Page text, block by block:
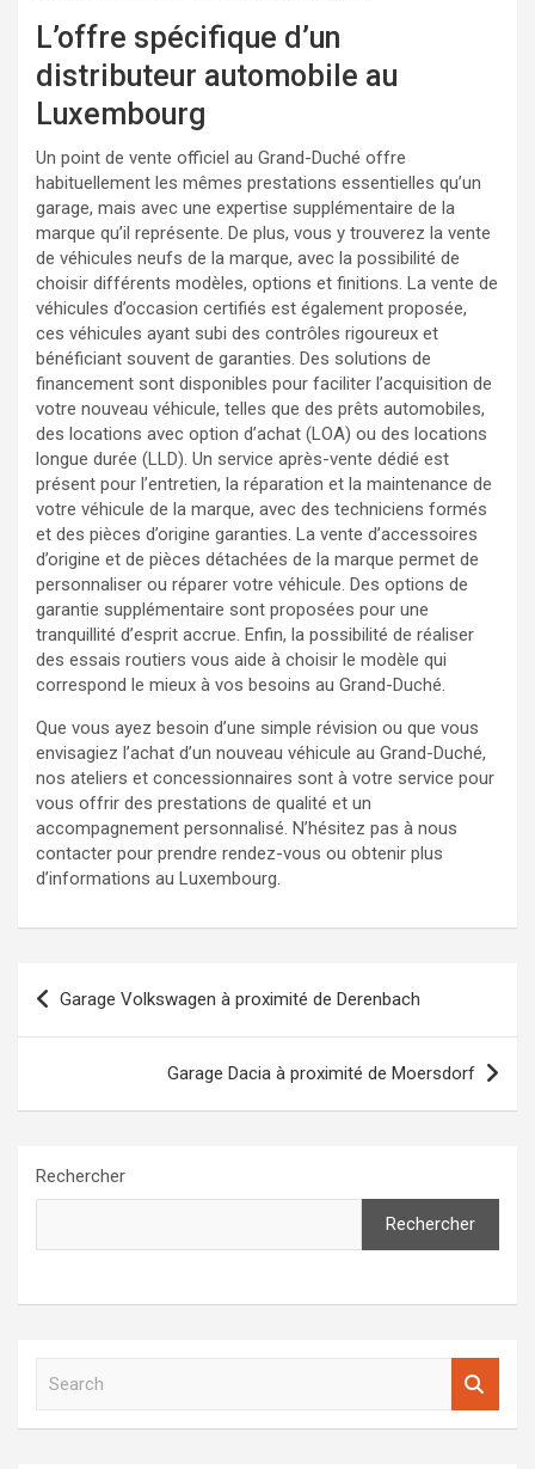
L’offre spécifique d’un
distributeur automobile au
Luxembourg
Un point de vente officiel au Grand-Duché offre
habituellement les mêmes prestations essentielles qu’un
garage, mais avec une expertise supplémentaire de la
marque qu’il représente. De plus, vous y trouverez la vente
de véhicules neufs de la marque, avec la possibilité de
choisir différents modèles, options et finitions. La vente de
véhicules d’occasion certifiés est également proposée,
ces véhicules ayant subi des contrôles rigoureux et
bénéficiant souvent de garanties. Des solutions de
financement sont disponibles pour faciliter l’acquisition de
votre nouveau véhicule, telles que des prêts automobiles,
des locations avec option d’achat (LOA) ou des locations
longue durée (LLD). Un service après-vente dédié est
présent pour l’entretien, la réparation et la maintenance de
votre véhicule de la marque, avec des techniciens formés
et des pièces d’origine garanties. La vente d’accessoires
d’origine et de pièces détachées de la marque permet de
personnaliser ou réparer votre véhicule. Des options de
garantie supplémentaire sont proposées pour une
tranquillité d’esprit accrue. Enfin, la possibilité de réaliser
des essais routiers vous aide à choisir le modèle qui
correspond le mieux à vos besoins au Grand-Duché.
Que vous ayez besoin d’une simple révision ou que vous
envisagiez l’achat d’un nouveau véhicule au Grand-Duché,
nos ateliers et concessionnaires sont à votre service pour
vous offrir des prestations de qualité et un
accompagnement personnalisé. N’hésitez pas à nous
contacter pour prendre rendez-vous ou obtenir plus
d’informations au Luxembourg.
Navigation
de
Garage Volkswagen à proximité de Derenbach
Garage Dacia à proximité de Moersdorf
Rechercher
Rechercher